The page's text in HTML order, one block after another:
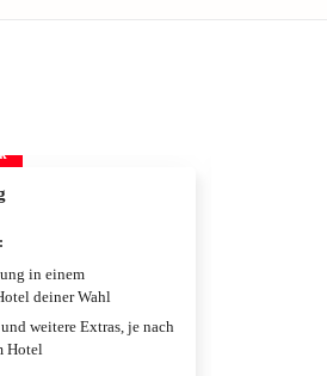
:
in einem
deiner Wahl
weitere Extras, je nach
Hotel